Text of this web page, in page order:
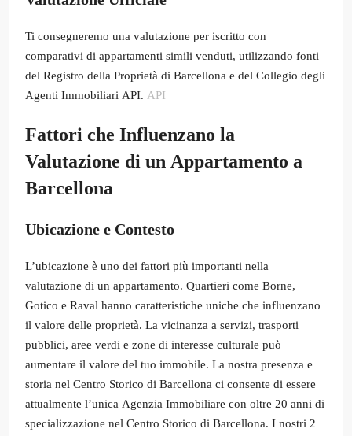
Ti consegneremo una valutazione per iscritto con
comparativi di appartamenti simili venduti, utilizzando fonti
del Registro della Proprietà di Barcellona e del Collegio degli
Agenti Immobiliari API. API
Fattori che Influenzano la
Valutazione di un Appartamento a
Barcellona
Ubicazione e Contesto
L’ubicazione è uno dei fattori più importanti nella
valutazione di un appartamento. Quartieri come Borne,
Gotico e Raval hanno caratteristiche uniche che influenzano
il valore delle proprietà. La vicinanza a servizi, trasporti
pubblici, aree verdi e zone di interesse culturale può
aumentare il valore del tuo immobile. La nostra presenza e
storia nel Centro Storico di Barcellona ci consente di essere
attualmente l’unica Agenzia Immobiliare con oltre 20 anni di
specializzazione nel Centro Storico di Barcellona. I nostri 2